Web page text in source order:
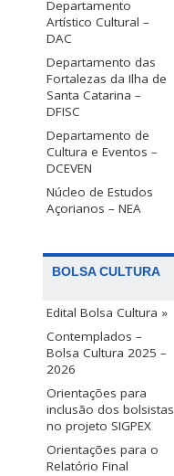
Departamento
Artístico Cultural –
DAC
Departamento das
Fortalezas da Ilha de
Santa Catarina –
DFISC
Departamento de
Cultura e Eventos –
DCEVEN
Núcleo de Estudos
Açorianos – NEA
BOLSA CULTURA
Edital Bolsa Cultura »
Contemplados –
Bolsa Cultura 2025 –
2026
Orientações para
inclusão dos bolsistas
no projeto SIGPEX
Orientações para o
Relatório Final